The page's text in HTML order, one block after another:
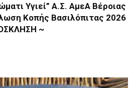
Υγιεί” Α.Σ. ΑμεΑ Βέροιας
Κοπής Βασιλόπιτας 2026
~